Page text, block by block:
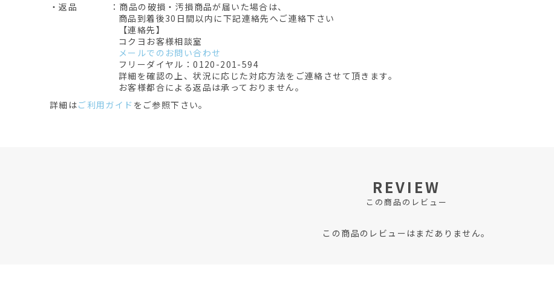
・返品
：商品の破損・汚損商品が届いた場合は、
商品到着後30日間以内に下記連絡先へご連絡下さい
【連絡先】
コクヨお客様相談室
メールでのお問い合わせ
フリーダイヤル：0120-201-594
詳細を確認の上、状況に応じた対応方法をご連絡させて頂きます。
お客様都合による返品は承っておりません。
詳細はご利用ガイド をご参照下さい。
REVIEW
この商品のレビュー
この商品のレビューはまだありません。